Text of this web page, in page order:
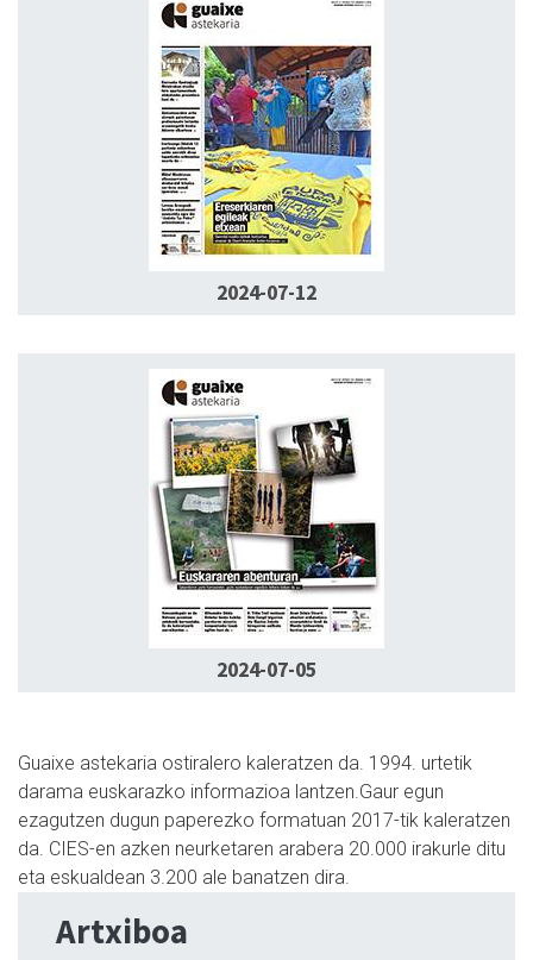
2024-07-12
2024-07-05
Guaixe astekaria ostiralero kaleratzen da. 1994. urtetik
darama euskarazko informazioa lantzen.Gaur egun
ezagutzen dugun paperezko formatuan 2017-tik kaleratzen
da. CIES-en azken neurketaren arabera 20.000 irakurle ditu
eta eskualdean 3.200 ale banatzen dira.
Artxiboa